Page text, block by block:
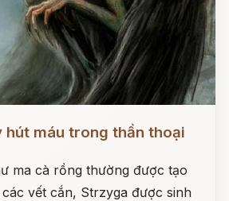
hút máu trong thần thoại
ma cà rồng thường được tạo
vết cắn, Strzyga được sinh